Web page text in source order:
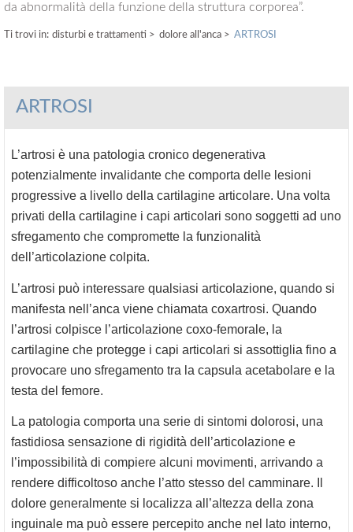
da abnormalità della funzione della struttura corporea”.
Ti trovi in: disturbi e trattamenti > dolore all'anca > ARTROSI
ARTROSI
L’artrosi è una patologia cronico degenerativa
potenzialmente invalidante che comporta delle lesioni
progressive a livello della cartilagine articolare. Una volta
privati della cartilagine i capi articolari sono soggetti ad uno
sfregamento che compromette la funzionalità
dell’articolazione colpita.
L’artrosi può interessare qualsiasi articolazione, quando si
manifesta nell’anca viene chiamata coxartrosi. Quando
l’artrosi colpisce l’articolazione coxo-femorale, la
cartilagine che protegge i capi articolari si assottiglia fino a
provocare uno sfregamento tra la capsula acetabolare e la
testa del femore.
La patologia comporta una serie di sintomi dolorosi, una
fastidiosa sensazione di rigidità dell’articolazione e
l’impossibilità di compiere alcuni movimenti, arrivando a
rendere difficoltoso anche l’atto stesso del camminare. Il
dolore generalmente si localizza all’altezza della zona
inguinale ma può essere percepito anche nel lato interno,